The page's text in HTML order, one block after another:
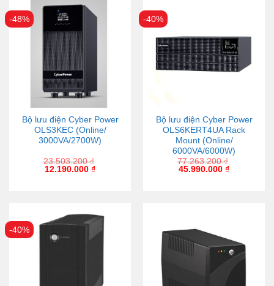
-48%
Bộ lưu điện Cyber Power
OLS3KEC (Online/
3000VA/2700W)
23.503.200₫
12.190.000 ₫
-40%
Bộ lưu điện Cyber Power
OLS6KERT4UA Rack
Mount (Online/
6000VA/6000W)
77.263.200₫
45.990.000 ₫
-40%